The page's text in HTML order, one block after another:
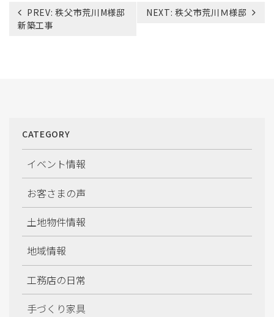
投
稿
PREV: 秩父市荒川M様邸
新築工事
NEXT: 秩父市荒川Ｍ様邸
CATEGORY
イベント情報
お客さまの声
土地物件情報
地域情報
工務店の日常
手づくり家具